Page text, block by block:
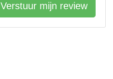
Verstuur mijn review